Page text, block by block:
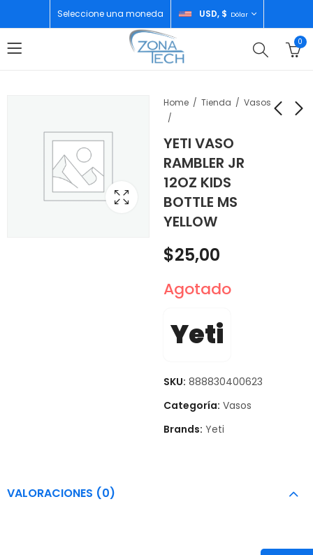
Seleccione una moneda USD, $ Dólar
0
Home Tienda Vasos
YETI VASO
RAMBLER JR
12OZ KIDS
BOTTLE MS
YELLOW
BOLSO DE 22LT
BACKPACK CAPE
DARK TAUPE
$190,00
FLIP 24QTU
AMARILLO
FOSFORECENTE
$220,00
$25,00
Agotado
Yeti
SKU: 888830400623
Categoría: Vasos
Brands: Yeti
VALORACIONES (0)